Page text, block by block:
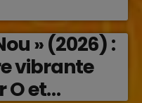
» (2026) :
vibrante
O et